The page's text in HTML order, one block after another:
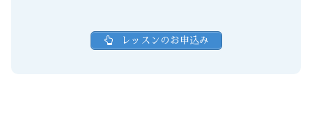
レッスンのお申込み